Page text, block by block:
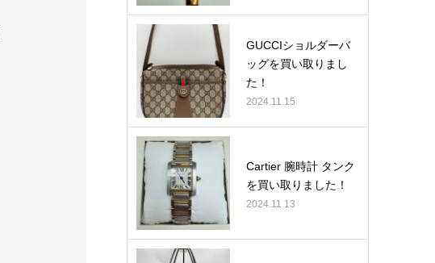
GUCCIショルダーバ
ッグを買い取りまし
た！
2024.11.15
Cartier 腕時計 タンク
を買い取りました！
2024.11.13